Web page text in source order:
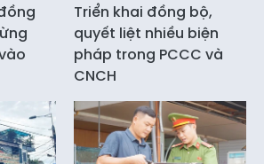
Triển khai đồng bộ,
quyết liệt nhiều biện
pháp trong PCCC và
CNCH